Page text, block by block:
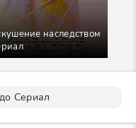
наследством
Сериал